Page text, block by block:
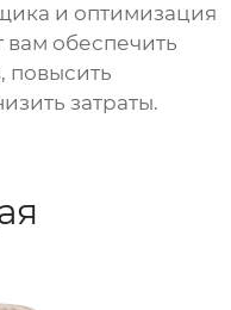
и оптимизация
вам обеспечить
повысить
затраты.